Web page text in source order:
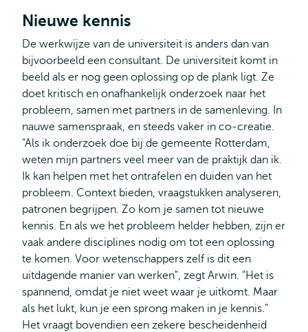
Nieuwe kennis
De werkwijze van de universiteit is anders dan van
bijvoorbeeld een consultant. De universiteit komt in
beeld als er nog geen oplossing op de plank ligt. Ze
doet kritisch en onafhankelijk onderzoek naar het
probleem, samen met partners in de samenleving. In
nauwe samenspraak, en steeds vaker in co-creatie.
"Als ik onderzoek doe bij de gemeente Rotterdam,
weten mijn partners veel meer van de praktijk dan ik.
Ik kan helpen met het ontrafelen en duiden van het
probleem. Context bieden, vraagstukken analyseren,
patronen begrijpen. Zo kom je samen tot nieuwe
kennis. En als we het probleem helder hebben, zijn er
vaak andere disciplines nodig om tot een oplossing
te komen. Voor wetenschappers zelf is dit een
uitdagende manier van werken", zegt Arwin. "Het is
spannend, omdat je niet weet waar je uitkomt. Maar
als het lukt, kun je een sprong maken in je kennis."
Het vraagt bovendien een zekere bescheidenheid